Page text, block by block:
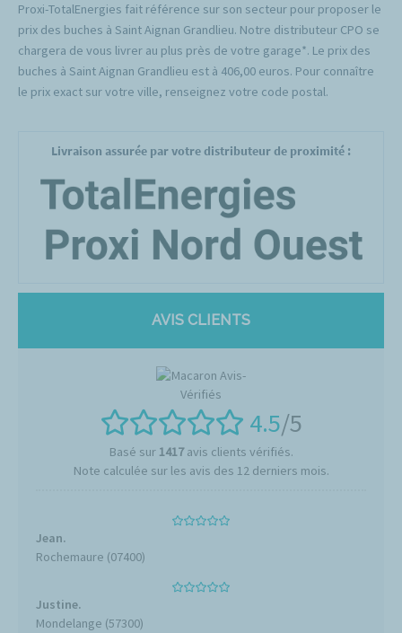
Proxi-TotalEnergies fait référence sur son secteur pour proposer le
prix des buches à Saint Aignan Grandlieu. Notre distributeur CPO se
chargera de vous livrer au plus près de votre garage*. Le prix des
buches à Saint Aignan Grandlieu est à 406,00 euros. Pour connaître
le prix exact sur votre ville, renseignez votre code postal.
Livraison assurée par votre distributeur de proximité :
AVIS CLIENTS
4.5/5
Basé sur 1417avis clients vérifiés.
Note calculée sur les avis des 12 derniers mois.
Jean.
Rochemaure (07400)
Justine.
Mondelange (57300)